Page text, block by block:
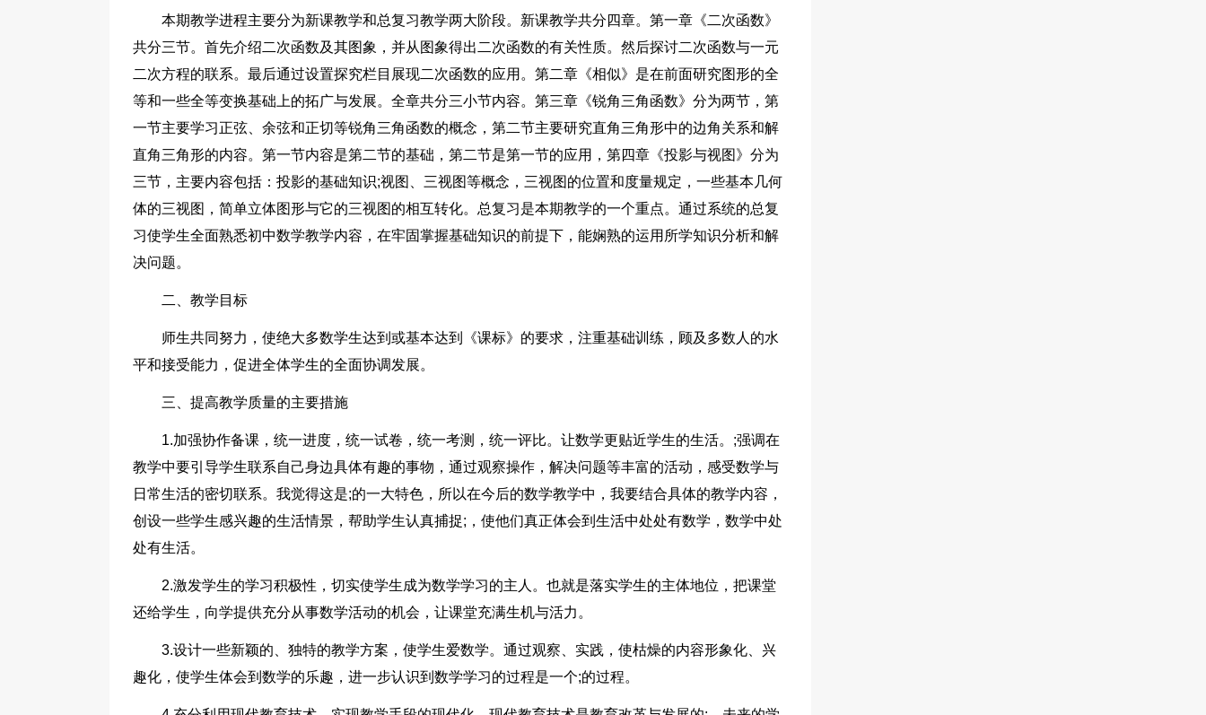
本期教学进程主要分为新课教学和总复习教学两大阶段。新课教学共分四章。第一章《二次函数》
共分三节。首先介绍二次函数及其图象，并从图象得出二次函数的有关性质。然后探讨二次函数与一元
二次方程的联系。最后通过设置探究栏目展现二次函数的应用。第二章《相似》是在前面研究图形的全
等和一些全等变换基础上的拓广与发展。全章共分三小节内容。第三章《锐角三角函数》分为两节，第
一节主要学习正弦、余弦和正切等锐角三角函数的概念，第二节主要研究直角三角形中的边角关系和解
直角三角形的内容。第一节内容是第二节的基础，第二节是第一节的应用，第四章《投影与视图》分为
三节，主要内容包括：投影的基础知识;视图、三视图等概念，三视图的位置和度量规定，一些基本几何
体的三视图，简单立体图形与它的三视图的相互转化。总复习是本期教学的一个重点。通过系统的总复
习使学生全面熟悉初中数学教学内容，在牢固掌握基础知识的前提下，能娴熟的运用所学知识分析和解
决问题。
二、教学目标
师生共同努力，使绝大多数学生达到或基本达到《课标》的要求，注重基础训练，顾及多数人的水
平和接受能力，促进全体学生的全面协调发展。
三、提高教学质量的主要措施
1.加强协作备课，统一进度，统一试卷，统一考测，统一评比。让数学更贴近学生的生活。;强调在
教学中要引导学生联系自己身边具体有趣的事物，通过观察操作，解决问题等丰富的活动，感受数学与
日常生活的密切联系。我觉得这是;的一大特色，所以在今后的数学教学中，我要结合具体的教学内容，
创设一些学生感兴趣的生活情景，帮助学生认真捕捉;，使他们真正体会到生活中处处有数学，数学中处
处有生活。
2.激发学生的学习积极性，切实使学生成为数学学习的主人。也就是落实学生的主体地位，把课堂
还给学生，向学提供充分从事数学活动的机会，让课堂充满生机与活力。
3.设计一些新颖的、独特的教学方案，使学生爱数学。通过观察、实践，使枯燥的内容形象化、兴
趣化，使学生体会到数学的乐趣，进一步认识到数学学习的过程是一个;的过程。